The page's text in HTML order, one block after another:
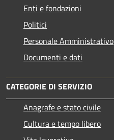
Enti e fondazioni
Politici
Personale Amministrativo
Documenti e dati
CATEGORIE DI SERVIZIO
Anagrafe e stato civile
Cultura e tempo libero